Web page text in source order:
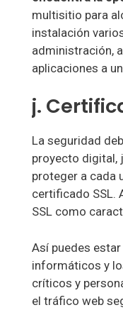
multisitio para
instalación
administración,
aplicaciones a
j.
La seguridad
proyecto digital,
proteger a cada
certificado SSL.
SSL como
Así puedes
informáticos y
críticos y
el tráfico web